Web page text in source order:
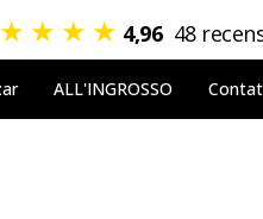
★ ★ ★ ★ 4,96 48
ALL'INGROSSO